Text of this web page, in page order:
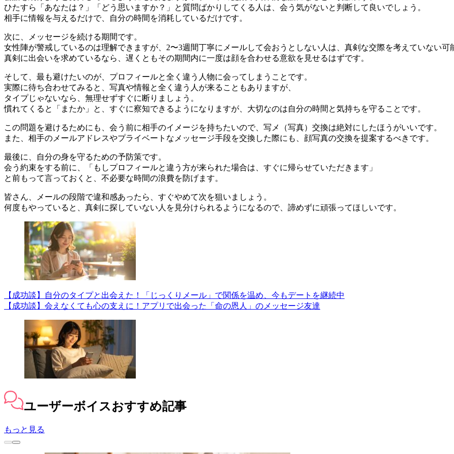
ひたすら「あなたは？」「どう思いますか？」と質問ばかりしてくる人は、会う気がないと判断して良いでしょう。
相手に情報を与えるだけで、自分の時間を消耗しているだけです。
次に、メッセージを続ける期間です。
女性陣が警戒しているのは理解できますが、2〜3週間丁寧にメールして会おうとしない人は、真剣な交際を考えていない可
真剣に出会いを求めているなら、遅くともその期間内に一度は顔を合わせる意欲を見せるはずです。
そして、最も避けたいのが、プロフィールと全く違う人物に会ってしまうことです。
実際に待ち合わせてみると、写真や情報と全く違う人が来ることもありますが、
タイプじゃないなら、無理せずすぐに断りましょう。
慣れてくると「またか」と、すぐに察知できるようになりますが、大切なのは自分の時間と気持ちを守ることです。
この問題を避けるためにも、会う前に相手のイメージを持ちたいので、写メ（写真）交換は絶対にしたほうがいいです。
また、相手のメールアドレスやプライベートなメッセージ手段を交換した際にも、顔写真の交換を提案するべきです。
最後に、自分の身を守るための予防策です。
会う約束をする前に、「もしプロフィールと違う方が来られた場合は、すぐに帰らせていただきます」
と前もって言っておくと、不必要な時間の浪費を防げます。
皆さん、メールの段階で違和感あったら、すぐやめて次を狙いましょう。
何度もやっていると、真剣に探していない人を見分けられるようになるので、諦めずに頑張ってほしいです。
【成功談】自分のタイプと出会えた！「じっくりメール」で関係を温め、今もデートを継続中
【成功談】会えなくても心の支えに！アプリで出会った「命の恩人」のメッセージ友達
ユーザーボイスおすすめ記事
もっと見る